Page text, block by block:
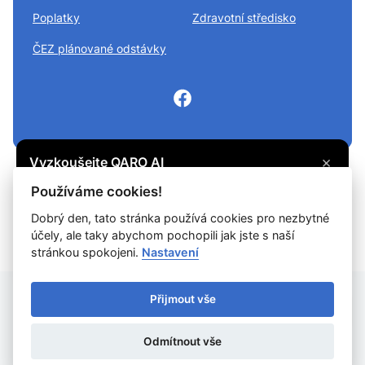
Poplatky Zdravotní středisko
ČEZ plánované odstávky
© 2026Divišov městys Všechna práva vyhrazena
Snadné čtení
Prohlášení o ochraně soukromí Prohlášení o přístupnosti
×
Vyzkoušejte QARO AI
Máte otázku? Zeptejte se na cokoli, co vás
Vyzkoušet
Používáme cookies!
Dobrý den, tato stránka používá cookies pro nezbytné
účely, ale taky abychom pochopili jak jste s naší
stránkou spokojeni. Nastavení
Přijmout vše
Odmítnout vše